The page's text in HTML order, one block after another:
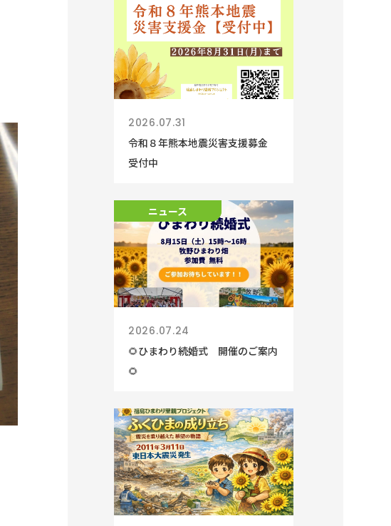
2026.07.31
令和８年熊本地震災害支援募金
受付中
ニュース
ニュース
2026.07.24
🌻ひまわり続婚式 開催のご案内
🌻